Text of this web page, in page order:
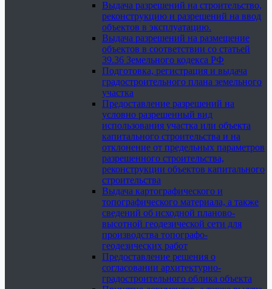
Выдача разрешений на строительство,
реконструкцию и разрешений на ввод
объектов в эксплуатацию.
Выдача разрешений на размещение
объектов в соответствии со статьей
39.36 Земельного кодекса РФ
Подготовка, регистрация и выдача
градостроительного плана земельного
участка
Предоставление разрешений на
условно разрешенный вид
использования участка или объекта
капитального строительства и на
отклонение от предельных параметров
разрешенного строительства,
реконструкции объектов капитального
строительства
Выдача картографического и
топографического материала, а также
сведений об исходной планово-
высотной геодезической сети для
производства топографо-
геодезических работ
Предоставление решения о
согласовании архитектурно-
градостроительного облика объекта